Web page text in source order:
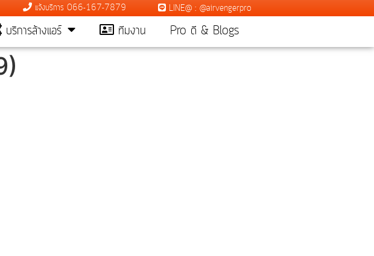
แจ้งบริการ 066-167-7879 LINE@ : @airvengerpro
บริการล้างแอร์ ทีมงาน Pro ดี & Blogs